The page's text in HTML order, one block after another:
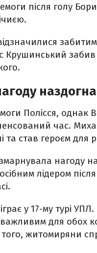
після голу
забив
Полісся, однак
час.
та став героєм для
нагоду
лідером
у 17-му турі
для обох
того, житомиряни